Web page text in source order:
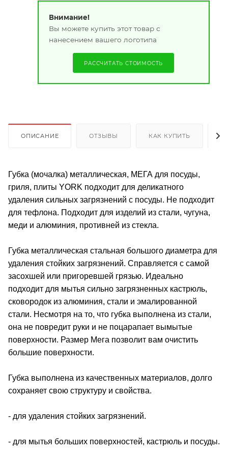
Внимание!
Вы можете купить этот товар с
нанесением вашего логотипа
РАССЧИТАТЬ СТОИМОСТЬ
ОПИСАНИЕ ОТЗЫВЫ КАК КУПИТЬ
Губка (мочалка) металлическая, МЕГА для посуды,
гриля, плиты YORK подходит для деликатного
удаления сильных загрязнений с посуды. Не подходит
для тефлона. Подходит для изделий из стали, чугуна,
меди и алюминия, противней из стекла.
Губка металлическая стальная большого диаметра для
удаления стойких загрязнений. Справляется с самой
засохшей или пригоревшей грязью. Идеально
подходит для мытья сильно загрязненных кастрюль,
сковородок из алюминия, стали и эмалированной
стали. Несмотря на то, что губка выполнена из стали,
она не повредит руки и не поцарапает вымытые
поверхности. Размер Мега позволит вам очистить
большие поверхности.
Губка выполнена из качественных материалов, долго
сохраняет свою структуру и свойства.
- для удаления стойких загрязнений.
- для мытья больших поверхностей, кастрюль и посуды.